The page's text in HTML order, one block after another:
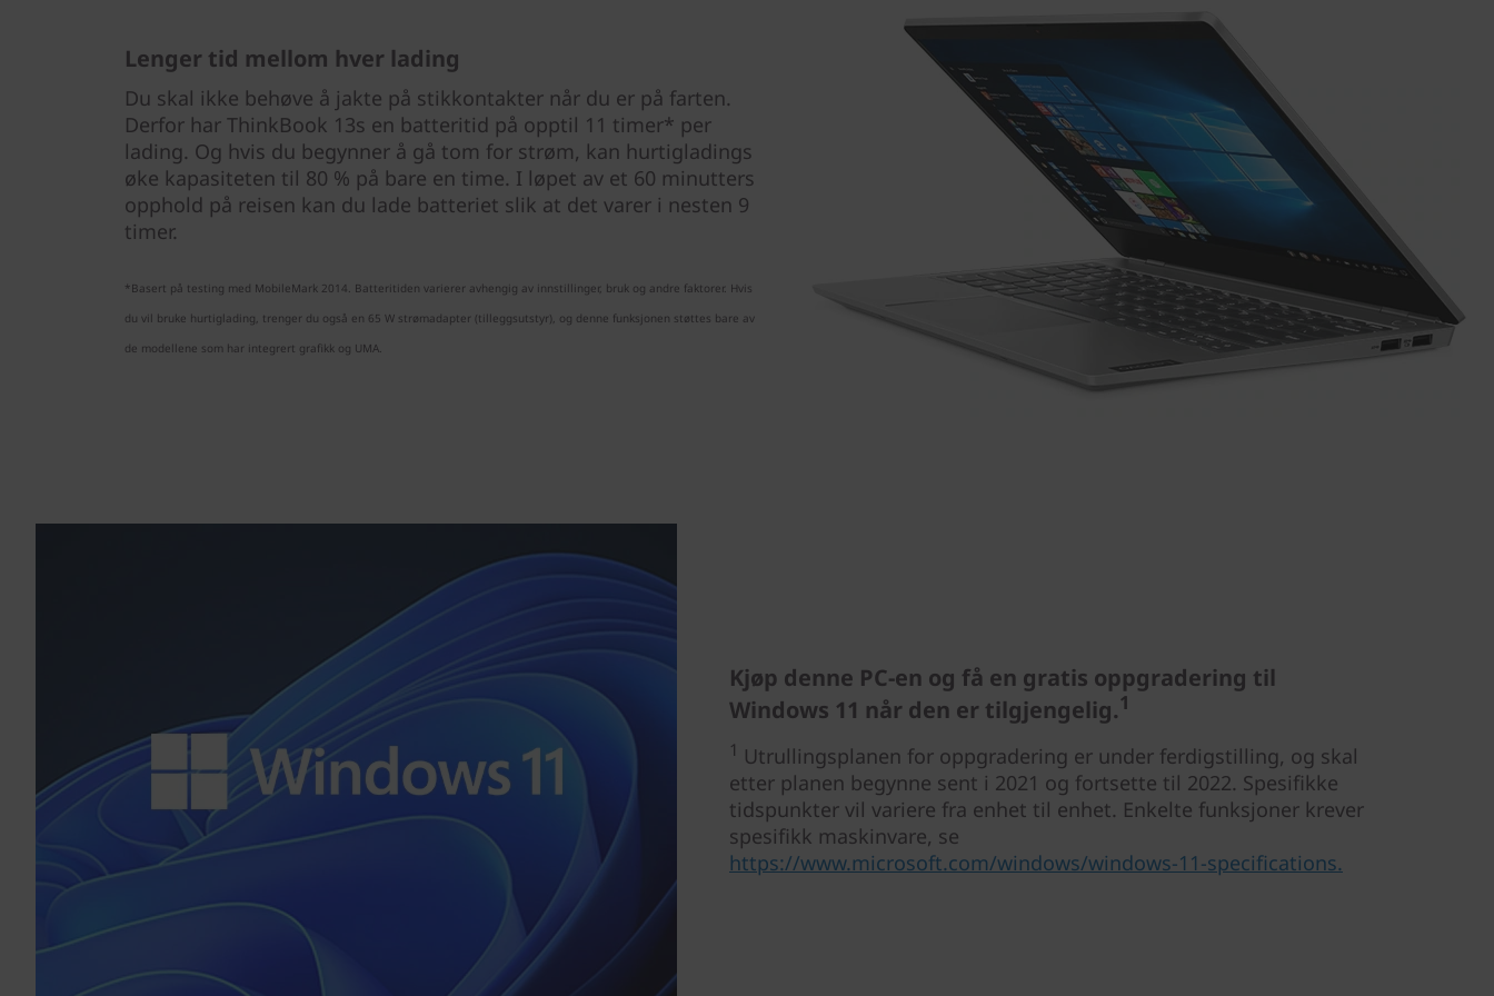
Lenger tid mellom hver lading
Du skal ikke behøve å jakte på stikkontakter når du er på farten.
Derfor har ThinkBook 13s en batteritid på opptil 11 timer* per
lading. Og hvis du begynner å gå tom for strøm, kan hurtigladings
øke kapasiteten til 80 % på bare en time. I løpet av et 60 minutters
opphold på reisen kan du lade batteriet slik at det varer i nesten 9
timer.
*Basert på testing med MobileMark 2014. Batteritiden varierer avhengig av innstillinger, bruk og andre faktorer. Hvis
du vil bruke hurtiglading, trenger du også en 65 W strømadapter (tilleggsutstyr), og denne funksjonen støttes bare av
de modellene som har integrert grafikk og UMA.
Kjøp denne PC-en og få en gratis oppgradering til
Windows 11 når den er tilgjengelig.1
1 Utrullingsplanen for oppgradering er under ferdigstilling, og skal
etter planen begynne sent i 2021 og fortsette til 2022. Spesifikke
tidspunkter vil variere fra enhet til enhet. Enkelte funksjoner krever
spesifikk maskinvare, se
https://www.microsoft.com/windows/windows-11-specifications.